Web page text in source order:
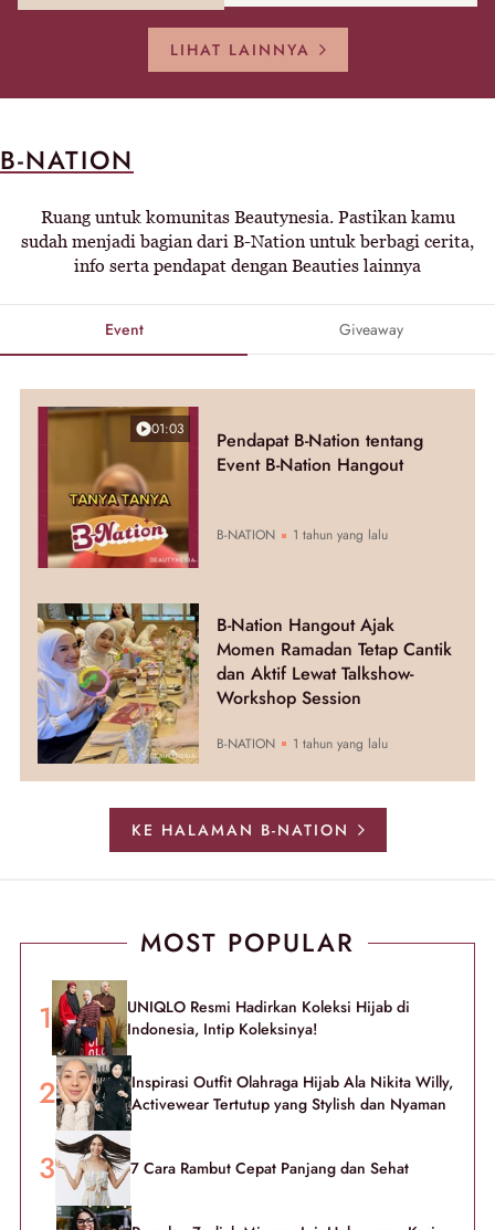
LIHAT LAINNYA
B-NATION
Ruang untuk komunitas Beautynesia. Pastikan kamu
sudah menjadi bagian dari B-Nation untuk berbagi cerita,
info serta pendapat dengan Beauties lainnya
Event Giveaway
01:03
Pendapat B-Nation tentang
Event B-Nation Hangout
B-NATION 1 tahun yang lalu
B-Nation Hangout Ajak
Momen Ramadan Tetap Cantik
dan Aktif Lewat Talkshow-
Workshop Session
B-NATION 1 tahun yang lalu
KE HALAMAN B-NATION
MOST POPULAR
UNIQLO Resmi Hadirkan Koleksi Hijab di
Indonesia, Intip Koleksinya!
Inspirasi Outfit Olahraga Hijab Ala Nikita Willy,
Activewear Tertutup yang Stylish dan Nyaman
7 Cara Rambut Cepat Panjang dan Sehat